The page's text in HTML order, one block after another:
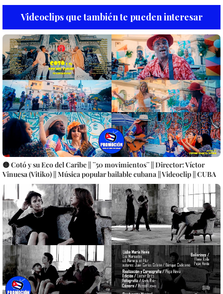
Videoclips que también te pueden interesar
🟡 Cotó y su Eco del Caribe || ¨50 movimientos¨ || Director: Víctor
Vinuesa (Vitiko) || Música popular bailable cubana || Videoclip || CUBA